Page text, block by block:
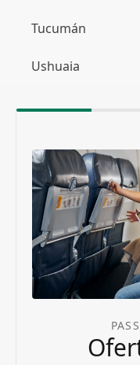
Tucumán
Ushuaia